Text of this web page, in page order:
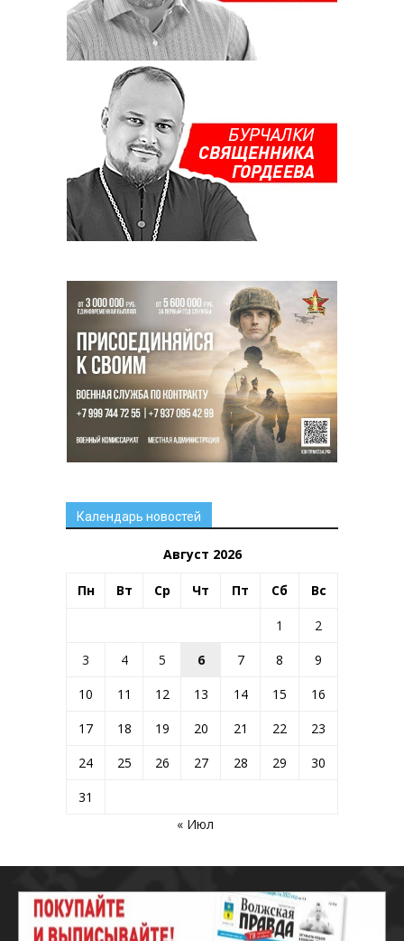
Календарь новостей
Август 2026
Пн Вт Ср Чт Пт Сб Вс
1
2
3
4 5 6 7 8
9
10
11 12 13 14 15
16
17
18 19 20 21 22
23
24
25 26 27 28 29
30
31
« Июл